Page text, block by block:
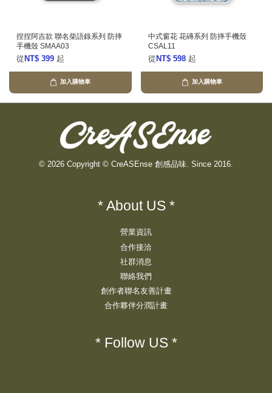
捏捏阿吉款 聯名柴語錄系列 防摔
手機殼 SMAA03
從 NT$ 399 起
加入購物車
中式窗花 花磚系列 防摔手機殼
CSAL11
從 NT$ 598 起
加入購物車
© 2026 Copyright © CreASEnse 創感品味. Since 2016.
* About US *
營業資訊
合作接洽
社群消息
聯絡我們
創作者聯名友善計畫
合作夥伴分潤計畫
* Follow US *